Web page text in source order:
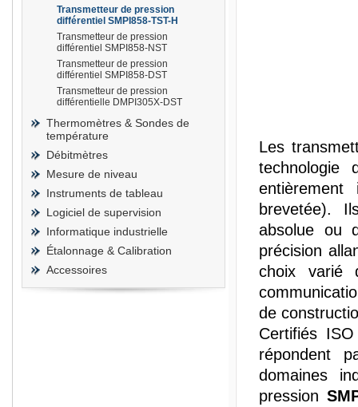
Transmetteur de pression
différentiel SMPI858-TST-H
Transmetteur de pression
différentiel SMPI858-NST
Transmetteur de pression
différentiel SMPI858-DST
Transmetteur de pression
différentielle DMPI305X-DST
Thermomètres & Sondes de
température
Débitmètres
Mesure de niveau
Instruments de tableau
Logiciel de supervision
Informatique industrielle
Étalonnage & Calibration
Accessoires
Les
technologie
brevetée).
absolue ou
précision
choix varié
de
Certifiés
répondent
domaines
pression